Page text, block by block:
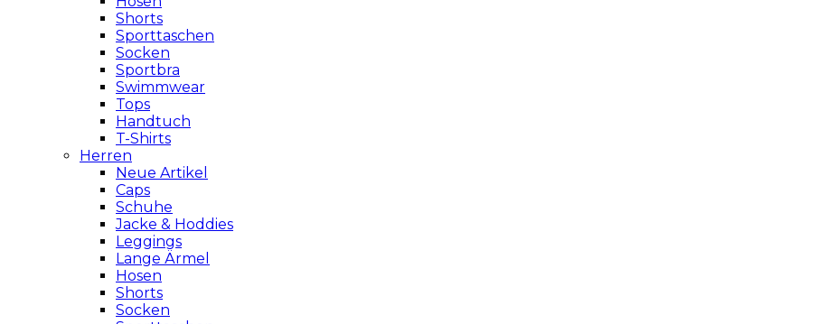
Shorts
Sporttaschen
Socken
Sportbra
Swimmwear
Tops
Handtuch
T-Shirts
Herren
Neue Artikel
Caps
Schuhe
Jacke & Hoddies
Leggings
Lange Ärmel
Hosen
Shorts
Socken